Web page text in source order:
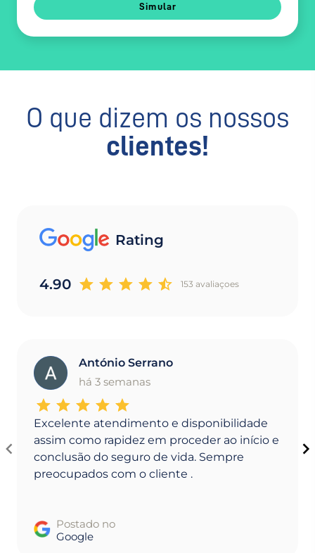
Simular
O que dizem os nossos
clientes!
Rating
4.90 153 avaliaçoes
A
António Serrano
há 3 semanas
Excelente atendimento e disponibilidade
assim como rapidez em proceder ao início e
conclusão do seguro de vida. Sempre
preocupados com o cliente .
Postado no
Google